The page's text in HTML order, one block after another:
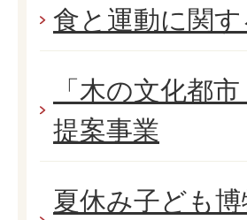
食と運動に関
「木の文化都
提案事業
夏休み子ども